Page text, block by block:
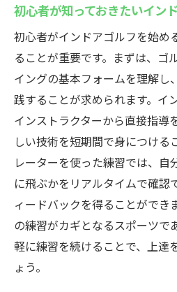
インドアゴルフ施設
雨の日でも快適にプ
天候に左右されない練
インドア環境でのゴ
厚木市鳶尾の施設を
インドアゴルフ施設
法
インドアゴルフで雨の日
新スポットはCaddy
Caddyのインドアゴル
雨の日のストレスを
初心者が知っておきたいイン
初心者がインドアゴルフを始め
ることが重要です。まずは、ゴ
イングの基本フォームを理解し
践することが求められます。イ
インストラクターから直接指導
しい技術を短期間で身につける
レーターを使った練習では、自
に飛ぶかをリアルタイムで確認
ィードバックを得ることができ
の練習がカギとなるスポーツで
軽に練習を続けることで、上達
ょう。